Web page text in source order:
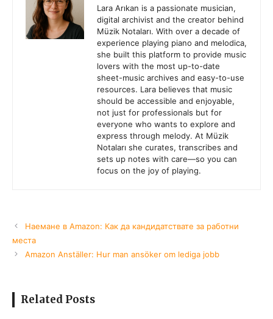
Наемане в Amazon: Как да кандидатствате за работни
Amazon Anställer: Hur man ansöker om lediga jobb
在线观看足球比赛已成为享受比赛的流行方式。本文将指导您如何在智能